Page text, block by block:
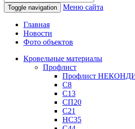
Toggle navigation Меню сайта
Главная
Новости
Фото объектов
Кровельные материалы
Профлист
Профлист
С8
С13
СП20
С21
НС35